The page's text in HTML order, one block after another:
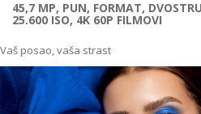
45,7 MP, PUN, FORMAT,
25.600 ISO, 4K 60P FILMOVI
Vaš posao, vaša strast